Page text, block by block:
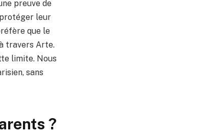
preuve de
leur
que le
travers Arte.
limite. Nous
sans
?